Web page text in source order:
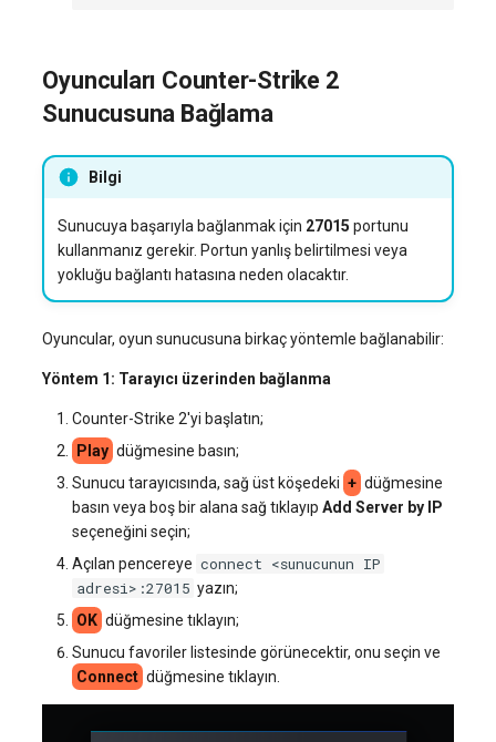
Oyuncuları Counter-Strike 2
Sunucusuna Bağlama
Bilgi
Sunucuya başarıyla bağlanmak için 27015 portunu
kullanmanız gerekir. Portun yanlış belirtilmesi veya
yokluğu bağlantı hatasına neden olacaktır.
Oyuncular, oyun sunucusuna birkaç yöntemle bağlanabilir:
Yöntem 1: Tarayıcı üzerinden bağlanma
Counter-Strike 2'yi başlatın;
Play düğmesine basın;
Sunucu tarayıcısında, sağ üst köşedeki + düğmesine
basın veya boş bir alana sağ tıklayıp Add Server by IP
seçeneğini seçin;
Açılan pencereye connect <sunucunun IP
adresi>:27015 yazın;
OK düğmesine tıklayın;
Sunucu favoriler listesinde görünecektir, onu seçin ve
Connect düğmesine tıklayın.